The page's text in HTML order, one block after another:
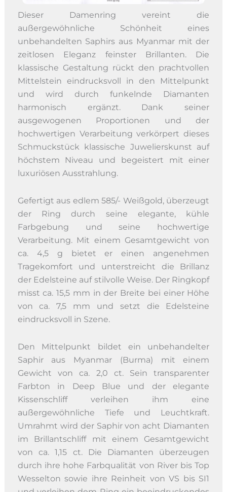
Dieser Damenring vereint die
außergewöhnliche Schönheit eines
unbehandelten Saphirs aus Myanmar mit der
zeitlosen Eleganz feinster Brillanten. Die
klassische Gestaltung rückt den prachtvollen
Mittelstein eindrucksvoll in den Mittelpunkt
und wird durch funkelnde Diamanten
harmonisch ergänzt. Dank seiner
ausgewogenen Proportionen und der
hochwertigen Verarbeitung verkörpert dieses
Schmuckstück klassische Juwelierskunst auf
höchstem Niveau und begeistert mit einer
luxuriösen Ausstrahlung.
Gefertigt aus edlem 585/- Weißgold, überzeugt
der Ring durch seine elegante, kühle
Farbgebung und seine hochwertige
Verarbeitung. Mit einem Gesamtgewicht von
ca. 4,5 g bietet er einen angenehmen
Tragekomfort und unterstreicht die Brillanz
der Edelsteine auf stilvolle Weise. Der Ringkopf
misst ca. 15,5 mm in der Breite bei einer Höhe
von ca. 7,5 mm und setzt die Edelsteine
eindrucksvoll in Szene.
Den Mittelpunkt bildet ein unbehandelter
Saphir aus Myanmar (Burma) mit einem
Gewicht von ca. 2,0 ct. Sein transparenter
Farbton in Deep Blue und der elegante
Kissenschliff verleihen ihm eine
außergewöhnliche Tiefe und Leuchtkraft.
Umrahmt wird der Saphir von acht Diamanten
im Brillantschliff mit einem Gesamtgewicht
von ca. 1,15 ct. Die Diamanten überzeugen
durch ihre hohe Farbqualität von River bis Top
Wesselton sowie ihre Reinheit von VS bis SI1